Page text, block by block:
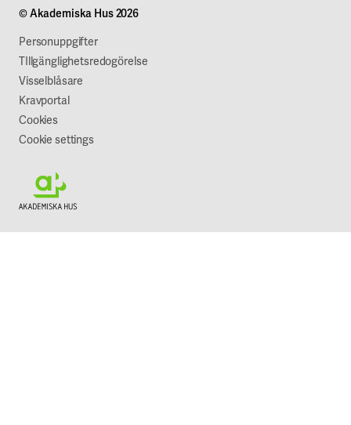
Jobba hos oss
Vår syn på hållbarhet
© Akademiska Hus 2026
Personuppgifter
TIllgänglighetsredogörelse
Visselblåsare
Kravportal
Cookies
Cookie settings